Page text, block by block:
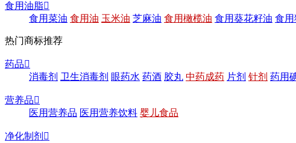
食用油脂
食用菜油 食用油 玉米油 芝麻油 食用橄榄油 食用葵花籽油 食用
热门商标推荐
药品
消毒剂 卫生消毒剂 眼药水 药酒 胶丸 中药成药 片剂 针剂 药用
营养品
医用营养品 医用营养饮料 婴儿食品
净化制剂 